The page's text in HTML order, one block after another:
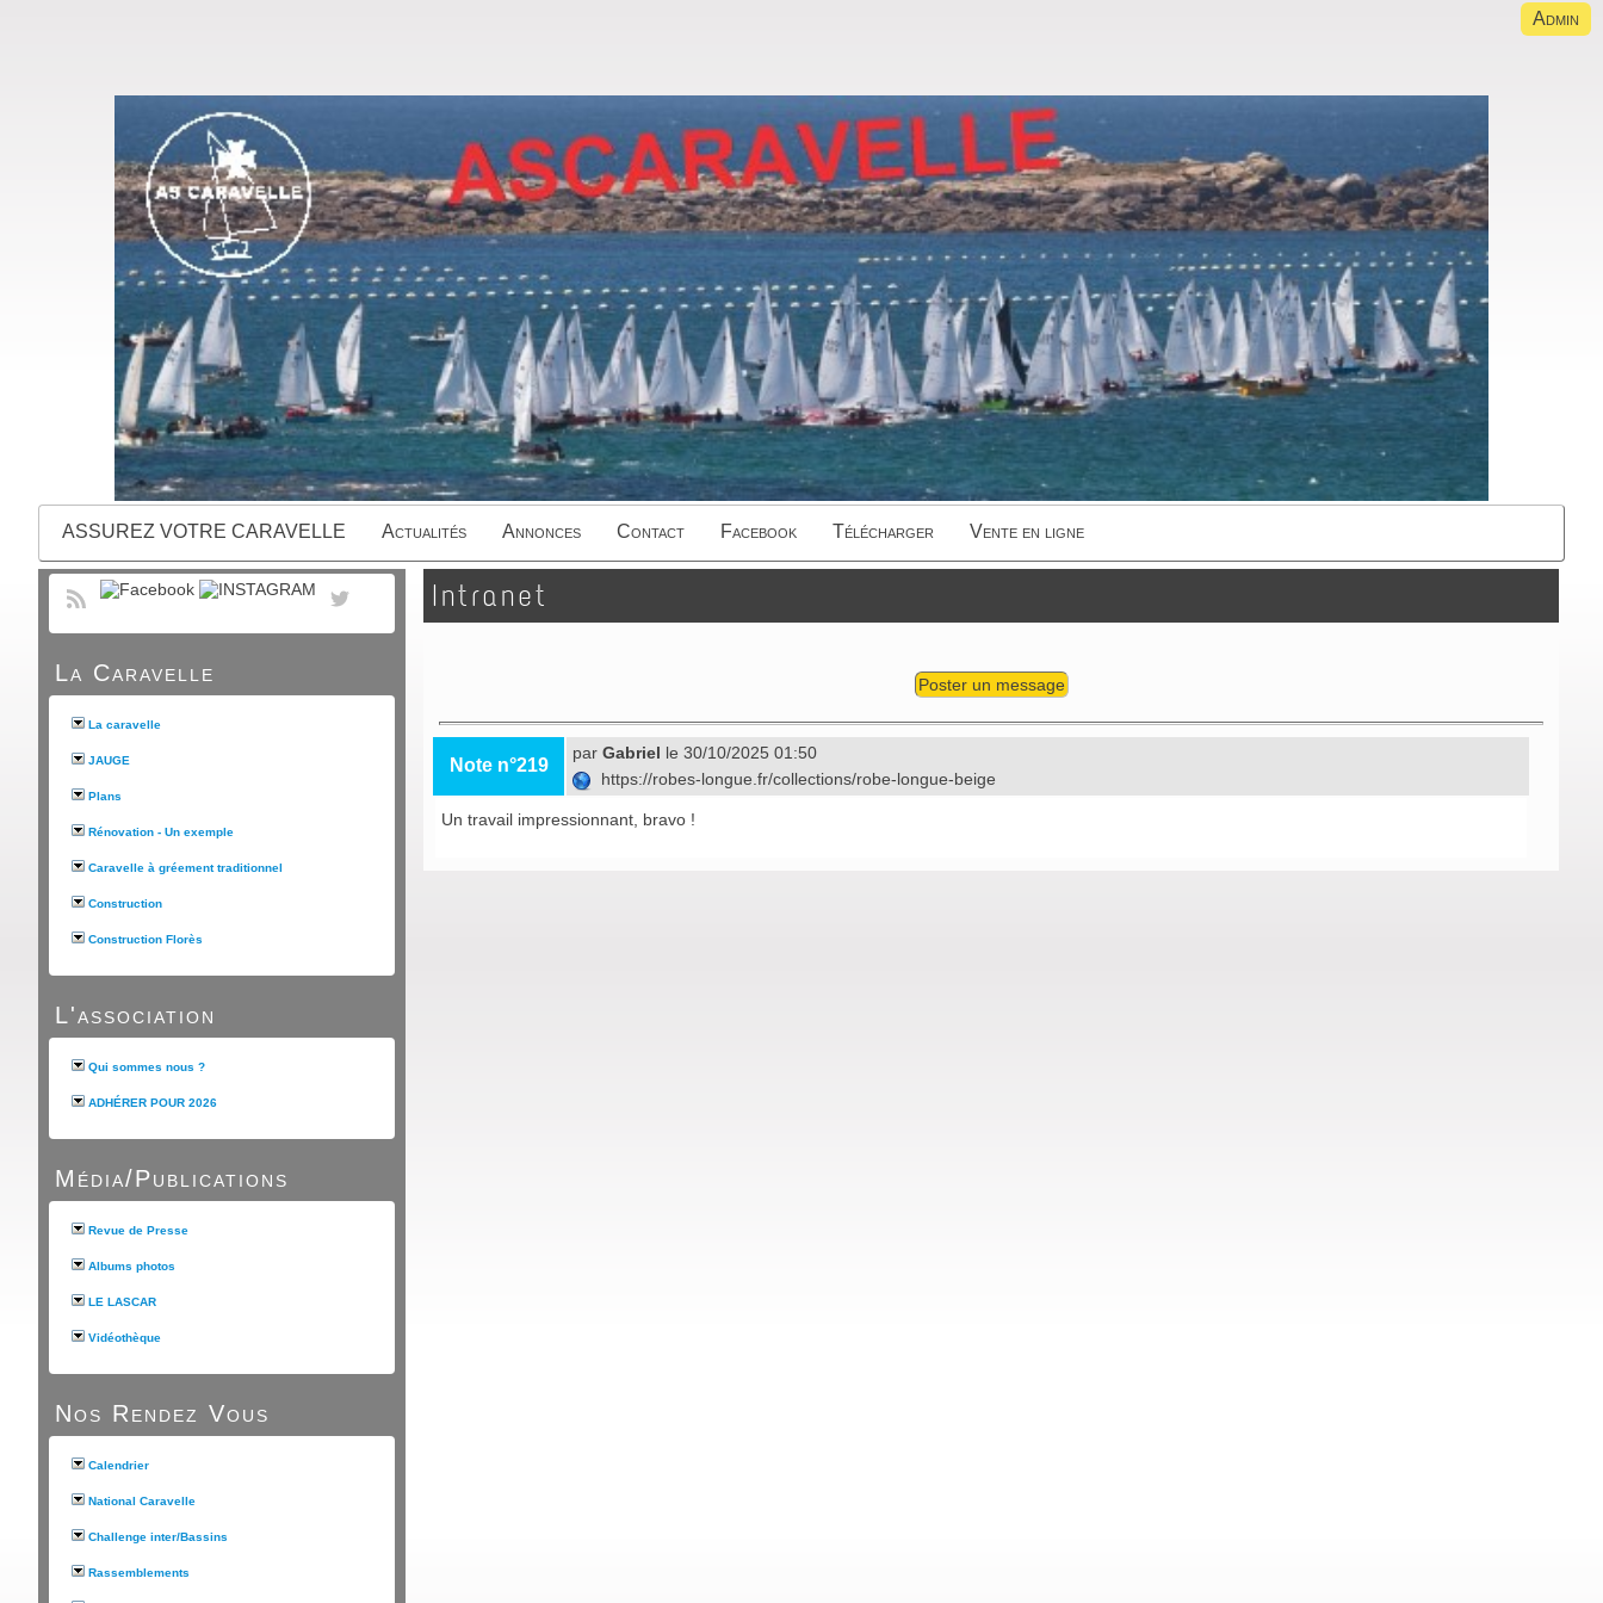
Admin
ASSUREZ VOTRE CARAVELLE Actualités Annonces Contact Facebook Télécharger Vente en ligne
La Caravelle
La caravelle
JAUGE
Plans
Rénovation - Un exemple
Caravelle à gréement traditionnel
Construction
Construction Florès
L'association
Qui sommes nous ?
ADHÉRER POUR 2026
Média/Publications
Revue de Presse
Albums photos
LE LASCAR
Vidéothèque
Nos Rendez Vous
Calendrier
National Caravelle
Challenge inter/Bassins
Rassemblements
Intranet
Poster un message
Note n°219
par Gabriel le 30/10/2025 01:50
https://robes-longue.fr/collections/robe-longue-beige
Un travail impressionnant, bravo !